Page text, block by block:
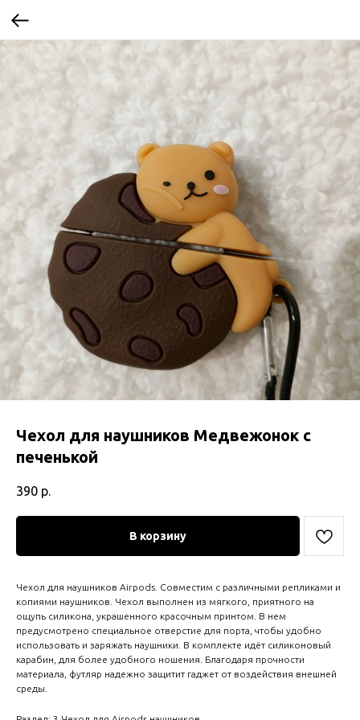
Чехол для наушников Медвежонок с
печенькой
390 р.
В корзину
Чехол для наушников Airpods. Совместим с различными репликами и
копиями наушников. Чехол выполнен из мягкого, приятного на
ощупь силикона, украшенного красочным принтом. В нем
предусмотрено специальное отверстие для порта, чтобы удобно
использовать и заряжать наушники. В комплекте идёт силиконовый
карабин, для более удобного ношения. Благодаря прочности
материала, футляр надежно защитит гаджет от воздействия внешней
среды.